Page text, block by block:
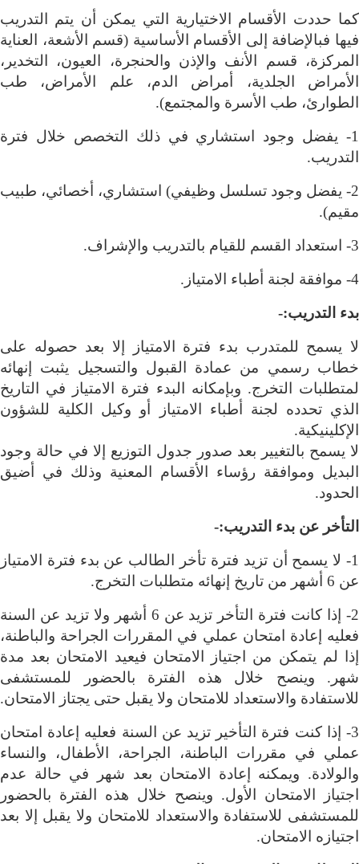
كما حددت الأقسام الاختيارية التي يمكن أن يتم التدريب
فيها فبالإضافة إلى الأقسام الأساسية (قسم الأشعة، العناية
المركزة، قسم الأنف والإذن والحنجرة، العيون، التخدير،
الأمراض الجلدية، أمراض الدم، علم الأمراض، طب
الطوارئ، طب الأسرة والمجتمع).
1- يفضل وجود استشاري في ذلك التخصص خلال فترة
التدريب.
2- يفضل وجود تسلسل وظيفي) استشاري، أخصائي، طبيب
مقيم).
3- استعداد القسم للقيام بالتدريب والإشراف
.
4- موافقة لجنة أطباء الامتياز
.
بدء التدريب:-
لا يسمح للمتدرب بدء فترة الامتياز إلا بعد حصوله على
خطاب رسمي من عمادة القبول والتسجيل يثبت إنهائه
لمتطلبات التخرج. وبإمكانه البدء فترة الامتياز في التاريخ
الذي تحدده لجنة أطباء الامتياز أو وكيل الكلية للشؤون
الإكلينيكية.
لا يسمح بالتغيير بعد صدور جدول التوزيع إلا في حالة وجود
البديل وموافقة رؤساء الأقسام المعنية وذلك في أضيق
الحدود.
التأخر عن بدء التدريب:
-
1- لا يسمح أن تزيد فترة تأخر الطالب عن بدء فترة الامتياز
عن 6 أشهر من تاريخ إنهائه متطلبات التخرج
.
2- إذا كانت فترة التأخر تزيد عن 6 أشهر ولا تزيد عن السنة
فعليه إعادة امتحان عملي في المقررات الجراحة والباطنة،
إذا لم يتمكن من اجتياز الامتحان فيعيد الامتحان بعد مدة
شهر. وينصح خلال هذه الفترة بالحضور للمستشفى
للاستفادة والاستعداد للامتحان ولا يقبل حتى يجتاز الامتحان.
3- إذا كنت فترة التأخير تزيد عن السنة فعليه إعادة امتحان
عملي في مقررات الباطنة، الجراحة، الأطفال، والنساء
والولادة. ويمكنه إعادة الامتحان بعد شهر في حالة عدم
اجتياز الامتحان الأول. وينصح خلال هذه الفترة بالحضور
للمستشفى للاستفادة والاستعداد للامتحان ولا يقبل إلا بعد
اجتيازه الامتحان.